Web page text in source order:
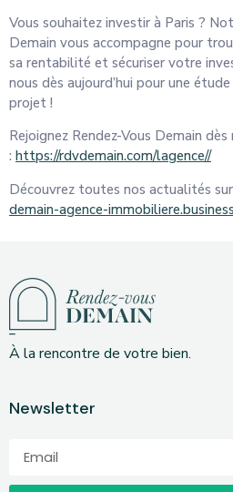
Vous souhaitez investir à Paris ?
Demain vous accompagne pour
sa rentabilité et sécuriser votre
nous dès aujourd’hui pour une
projet !
Rejoignez Rendez-Vous Demain
: https://rdvdemain.com/lagence//
Découvrez toutes nos actualités
demain-agence-
À la rencontre de votre bien.
Newsletter